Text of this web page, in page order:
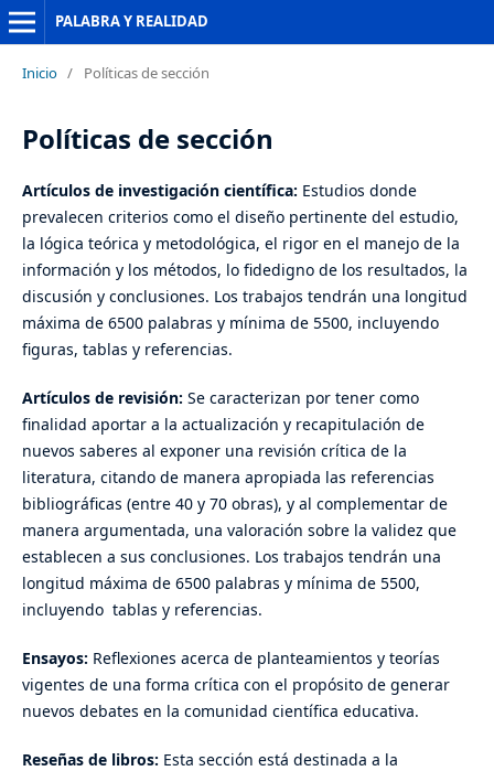
PALABRA Y REALIDAD
Inicio / Políticas de sección
Políticas de sección
Artículos de investigación científica: Estudios donde
prevalecen criterios como el diseño pertinente del estudio,
la lógica teórica y metodológica, el rigor en el manejo de la
información y los métodos, lo fidedigno de los resultados, la
discusión y conclusiones. Los trabajos tendrán una longitud
máxima de 6500 palabras y mínima de 5500, incluyendo
figuras, tablas y referencias.
Artículos de revisión: Se caracterizan por tener como
finalidad aportar a la actualización y recapitulación de
nuevos saberes al exponer una revisión crítica de la
literatura, citando de manera apropiada las referencias
bibliográficas (entre 40 y 70 obras), y al complementar de
manera argumentada, una valoración sobre la validez que
establecen a sus conclusiones. Los trabajos tendrán una
longitud máxima de 6500 palabras y mínima de 5500,
incluyendo tablas y referencias.
Ensayos: Reflexiones acerca de planteamientos y teorías
vigentes de una forma crítica con el propósito de generar
nuevos debates en la comunidad científica educativa.
Reseñas de libros: Esta sección está destinada a la